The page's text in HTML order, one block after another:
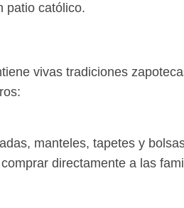
patio católico.
vivas tradiciones
manteles, tapetes y
directamente a las